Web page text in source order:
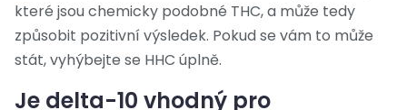
které jsou chemicky podobné THC, a může tedy
způsobit pozitivní výsledek. Pokud se vám to může
stát, vyhýbejte se HHC úplně.
Je delta-10 vhodný pro